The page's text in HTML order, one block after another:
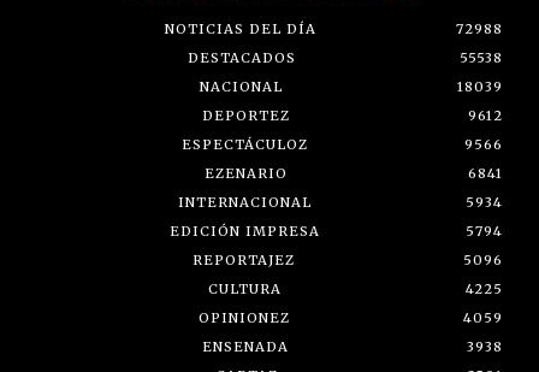
NOTICIAS DEL DÍA
72988
DESTACADOS
55538
NACIONAL
18039
DEPORTEZ
9612
ESPECTÁCULOZ
9566
EZENARIO
6841
INTERNACIONAL
5934
EDICIÓN IMPRESA
5794
REPORTAJEZ
5096
CULTURA
4225
OPINIONEZ
4059
ENSENADA
3938